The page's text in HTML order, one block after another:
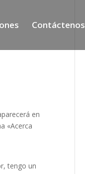
Contáctenos
en
«Acerca
tengo un